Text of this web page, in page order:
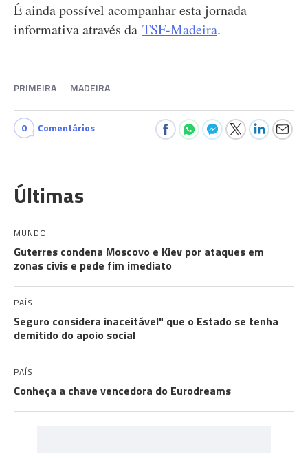
É ainda possível acompanhar esta jornada
informativa através da TSF-Madeira.
PRIMEIRA MADEIRA
0 Comentários
Últimas
MUNDO
Guterres condena Moscovo e Kiev por ataques em
zonas civis e pede fim imediato
PAÍS
Seguro considera inaceitável" que o Estado se tenha
demitido do apoio social
PAÍS
Conheça a chave vencedora do Eurodreams